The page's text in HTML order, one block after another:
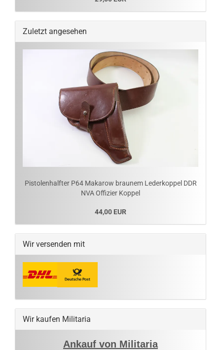
Zuletzt angesehen
Pistolenhalfter P64 Makarow braunem Lederkoppel DDR
NVA Offizier Koppel
44,00 EUR
Wir versenden mit
Wir kaufen Militaria
Ankauf von Militaria